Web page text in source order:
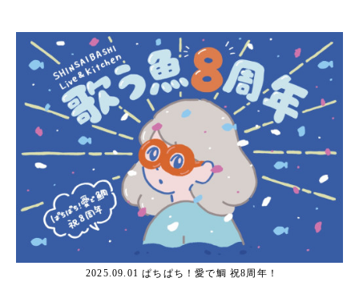
2025.09.01 ぱちぱち！愛で鯛 祝8周年！